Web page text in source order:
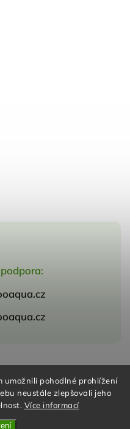
umožnili pohodlné prohlížení
neustále zlepšovali jeho
Více informací
DesignShoptak.cz